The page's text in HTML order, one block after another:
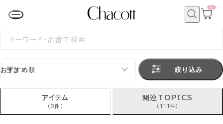
カ
0
検
絞り込み
アイテム
(8件)
関連TOPICS
(111件)